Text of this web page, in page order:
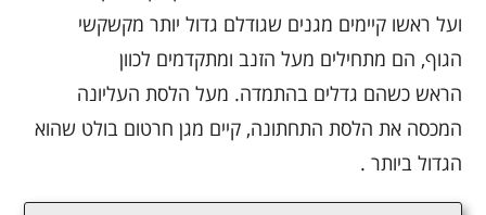
ועל ראשו קיימים מגנים שגודלם גדול יותר מקשקשי
הגוף, הם מתחילים מעל הזנב ומתקדמים לכוון
הראש כשהם גדלים בהתמדה. מעל הלסת העליונה
המכסה את הלסת התחתונה, קיים מגן חרטום בולט שהוא
הגדול ביותר .